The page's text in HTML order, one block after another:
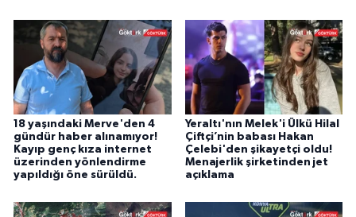
18 yaşındaki Merve'den 4
gündür haber alınamıyor!
Kayıp genç kıza internet
üzerinden yönlendirme
yapıldığı öne sürüldü.
Yeraltı'nın Melek'i Ülkü Hilal
Çiftçi’nin babası Hakan
Çelebi'den şikayetçi oldu!
Menajerlik şirketinden jet
açıklama